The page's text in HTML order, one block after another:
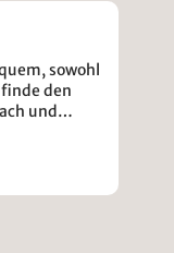
sowohl
und
gemacht.
😉 sehr